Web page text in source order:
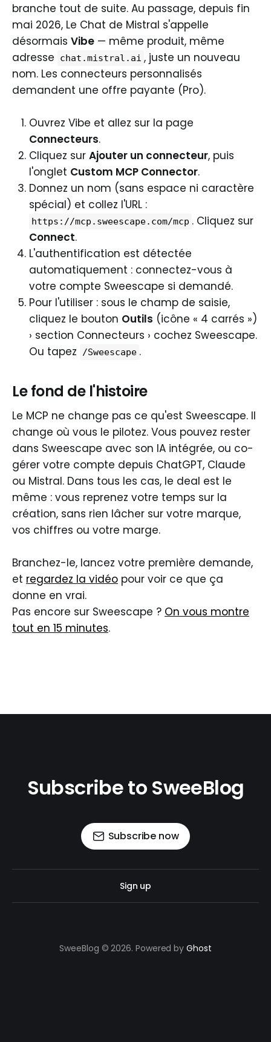
branche tout de suite. Au passage, depuis fin
mai 2026, Le Chat de Mistral s'appelle
désormais Vibe — même produit, même
adresse
chat.mistral.ai , juste un nouveau
nom. Les connecteurs personnalisés
demandent une offre payante (Pro).
Ouvrez Vibe et allez sur la page
Connecteurs.
Cliquez sur Ajouter un connecteur, puis
l'onglet Custom MCP Connector.
Donnez un nom (sans espace ni caractère
spécial) et collez l'URL :
https://mcp.sweescape.com/mcp . Cliquez sur
Connect.
L'authentification est détectée
automatiquement : connectez-vous à
votre compte Sweescape si demandé.
Pour l'utiliser : sous le champ de saisie,
cliquez le bouton Outils (icône « 4 carrés »)
› section Connecteurs › cochez Sweescape.
Ou tapez
/Sweescape .
Le fond de l'histoire
Le MCP ne change pas ce qu'est Sweescape. Il
change où vous le pilotez. Vous pouvez rester
dans Sweescape avec son IA intégrée, ou co-
gérer votre compte depuis ChatGPT, Claude
ou Mistral. Dans tous les cas, le deal est le
même : vous reprenez votre temps sur la
création, sans rien lâcher sur votre marque,
vos chiffres ou votre marge.
Branchez-le, lancez votre première demande,
et regardez la vidéo pour voir ce que ça
donne en vrai.
Pas encore sur Sweescape ? On vous montre
tout en 15 minutes.
Subscribe to SweeBlog
Subscribe now
Sign up
SweeBlog © 2026. Powered byGhost